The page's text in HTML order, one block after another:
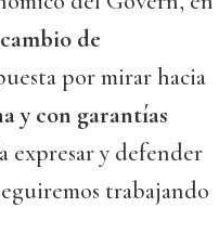
de
por mirar hacia
y con garantías
expresar y defender
trabajando